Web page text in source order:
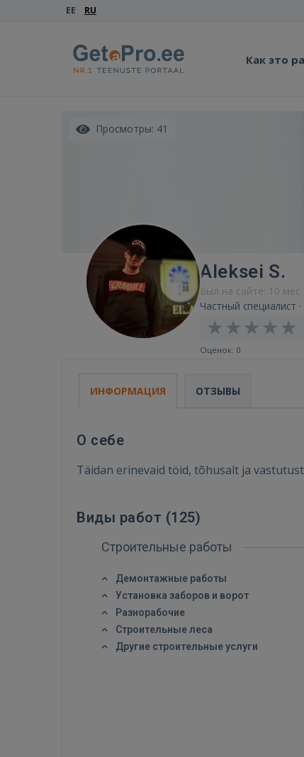
EE RU
Как это
Просмотры: 41
Aleksei S.
Был на сайте: 10
Частный специалист
Оценок: 0
ИНФОРМАЦИЯ ОТЗЫВЫ
О себе
Täidan erinevaid töid, tõhusalt ja
Виды работ (125)
Строительные работы
Демонтажные работы
Установка заборов и ворот
Разнорабочие
Строительные леса
Другие строительные услуги